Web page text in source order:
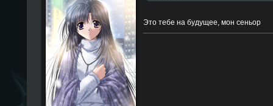
Это тебе на будущее, мон сеньор